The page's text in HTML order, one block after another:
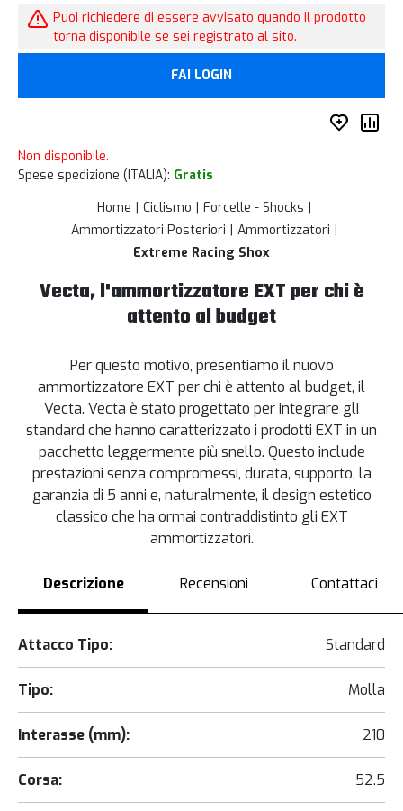
Puoi richiedere di essere avvisato quando il prodotto
torna disponibile se sei registrato al sito.
FAI LOGIN
Non disponibile.
Spese spedizione (ITALIA): Gratis
Home
Ciclismo
Forcelle - Shocks
Ammortizzatori Posteriori
Ammortizzatori
Extreme Racing Shox
Vecta, l'ammortizzatore EXT per chi è
attento al budget
Per questo motivo, presentiamo il nuovo
ammortizzatore EXT per chi è attento al budget, il
Vecta. Vecta è stato progettato per integrare gli
standard che hanno caratterizzato i prodotti EXT in un
pacchetto leggermente più snello. Questo include
prestazioni senza compromessi, durata, supporto, la
garanzia di 5 anni e, naturalmente, il design estetico
classico che ha ormai contraddistinto gli EXT
ammortizzatori.
Descrizione Recensioni Contattaci
Attacco Tipo: Standard
Tipo: Molla
Interasse (mm): 210
Corsa: 52.5